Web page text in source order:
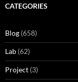
CATEGORIES
Blog (658)
Lab (62)
Project (3)